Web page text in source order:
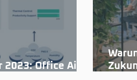
2023: Office Air